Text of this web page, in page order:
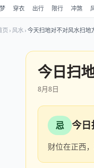
穿衣 出行 限行 冲煞
页 › 风水›今天扫地对不对风水扫地
今日扫
8月8日
忌 今日
财位在正西